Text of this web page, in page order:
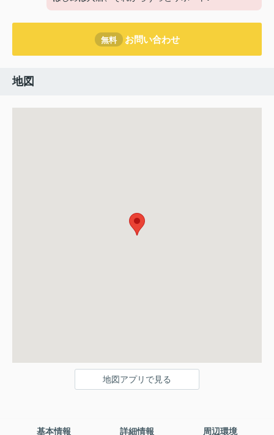
無料 お問い合わせ
地図
地図アプリで見る
基本情報 詳細情報 周辺環境